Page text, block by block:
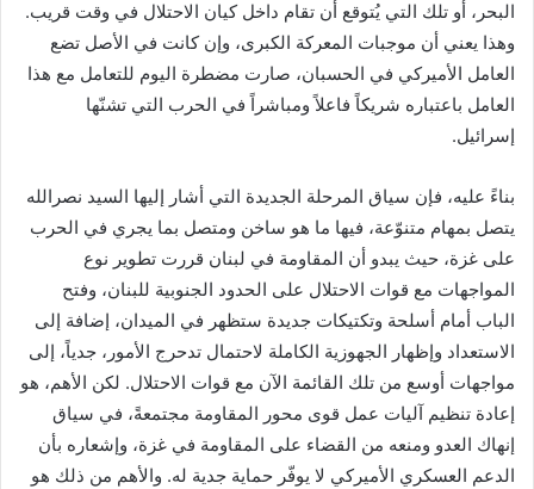
البحر، أو تلك التي يُتوقع أن تقام داخل كيان الاحتلال في وقت قريب.
وهذا يعني أن موجبات المعركة الكبرى، وإن كانت في الأصل تضع
العامل الأميركي في الحسبان، صارت مضطرة اليوم للتعامل مع هذا
العامل باعتباره شريكاً فاعلاً ومباشراً في الحرب التي تشنّها
إسرائيل.
بناءً عليه، فإن سياق المرحلة الجديدة التي أشار إليها السيد نصرالله
يتصل بمهام متنوّعة، فيها ما هو ساخن ومتصل بما يجري في الحرب
على غزة، حيث يبدو أن المقاومة في لبنان قررت تطوير نوع
المواجهات مع قوات الاحتلال على الحدود الجنوبية للبنان، وفتح
الباب أمام أسلحة وتكتيكات جديدة ستظهر في الميدان، إضافة إلى
الاستعداد وإظهار الجهوزية الكاملة لاحتمال تدحرج الأمور، جدياً، إلى
مواجهات أوسع من تلك القائمة الآن مع قوات الاحتلال. لكن الأهم، هو
إعادة تنظيم آليات عمل قوى محور المقاومة مجتمعةً، في سياق
إنهاك العدو ومنعه من القضاء على المقاومة في غزة، وإشعاره بأن
الدعم العسكري الأميركي لا يوفّر حماية جدية له. والأهم من ذلك هو